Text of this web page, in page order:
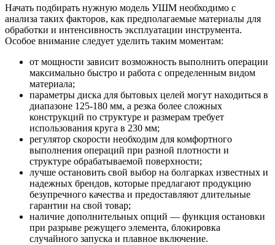
Начать подбирать нужную модель УШМ необходимо с
анализа таких факторов, как предполагаемые материалы для
обработки и интенсивность эксплуатации инструмента.
Особое внимание следует уделить таким моментам:
от мощности зависит возможность выполнить операции
максимально быстро и работа с определенным видом
материала;
параметры диска для бытовых целей могут находиться в
диапазоне 125-180 мм, а резка более сложных
конструкций по структуре и размерам требует
использования круга в 230 мм;
регулятор скорости необходим для комфортного
выполнения операций при разной плотности и
структуре обрабатываемой поверхности;
лучше остановить свой выбор на болгарках известных и
надежных брендов, которые предлагают продукцию
безупречного качества и предоставляют длительные
гарантии на свой товар;
наличие дополнительных опций — функция остановки
при разрыве режущего элемента, блокировка
случайного запуска и плавное включение.